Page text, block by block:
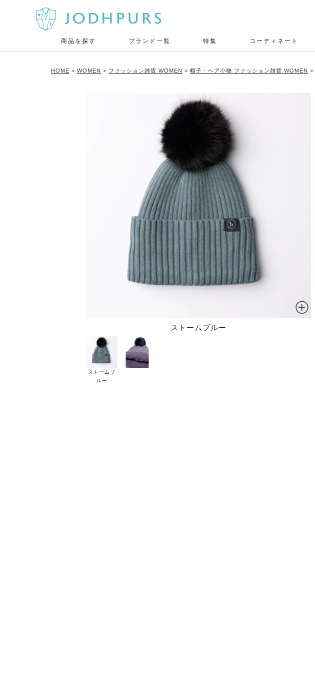
商品を探す ブランド一覧 特集 コーディネート
HOME WOMEN ファッション雑貨 WOMEN 帽子・ヘア小物 ファッション雑貨 WOMEN
ストームブルー
ストームブ
ルー